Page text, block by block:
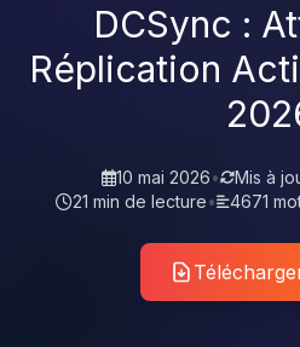
DCSync :
Réplication
10 mai 2026• Mis à
21 min de lecture• 4671